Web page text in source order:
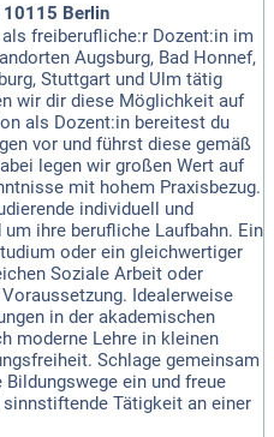
10115 Berlin
freiberufliche:r Dozent:in im
Augsburg, Bad Honnef,
Stuttgart und Ulm tätig
wir dir diese Möglichkeit auf
als Dozent:in bereitest du
vor und führst diese gemäß
legen wir großen Wert auf
mit hohem Praxisbezug.
individuell und
ihre berufliche Laufbahn. Ein
oder ein gleichwertiger
Soziale Arbeit oder
Idealerweise
in der akademischen
moderne Lehre in kleinen
Schlage gemeinsam
ein und freue
Tätigkeit an einer